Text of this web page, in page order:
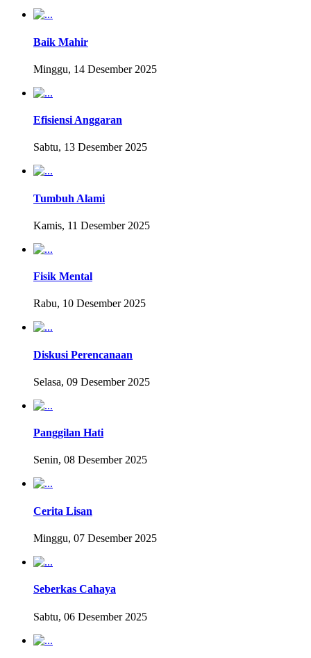
Baik Mahir
Minggu, 14 Desember 2025
Efisiensi Anggaran
Sabtu, 13 Desember 2025
Tumbuh Alami
Kamis, 11 Desember 2025
Fisik Mental
Rabu, 10 Desember 2025
Diskusi Perencanaan
Selasa, 09 Desember 2025
Panggilan Hati
Senin, 08 Desember 2025
Cerita Lisan
Minggu, 07 Desember 2025
Seberkas Cahaya
Sabtu, 06 Desember 2025